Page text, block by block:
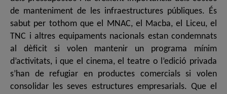
de manteniment de les infraestructures públiques. És
sabut per tothom que el MNAC, el Macba, el Liceu, el
TNC i altres equipaments nacionals estan condemnats
al dèficit si volen mantenir un programa mínim
d’activitats, i que el cinema, el teatre o l’edició privada
s’han de refugiar en productes comercials si volen
consolidar les seves estructures empresarials. Que el